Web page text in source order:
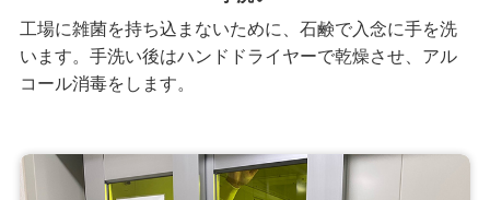
工場に雑菌を持ち込まないために、石鹸で入念に手を洗
います。手洗い後はハンドドライヤーで乾燥させ、アル
コール消毒をします。